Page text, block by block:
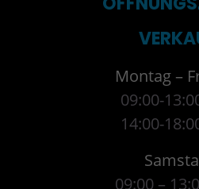
Montag –
09:00-
14:00-
09:00 –